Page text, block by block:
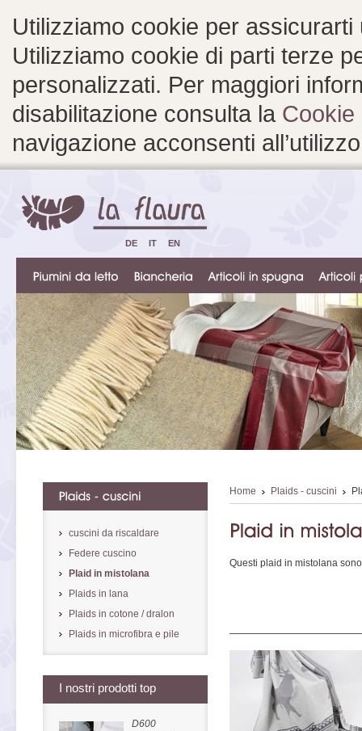
Utilizziamo cookie per
Utilizziamo cookie di parti terze
personalizzati. Per maggiori
disabilitazione consulta la Cookie
navigazione acconsenti
Home Plaids - cuscini
Questi plaid in mistolana
cuscini da riscaldare
Federe cuscino
Plaid in mistolana
Plaids in lana
Plaids in cotone / dralon
Plaids in microfibra e pile
I nostri prodotti top
D600
DE IT EN